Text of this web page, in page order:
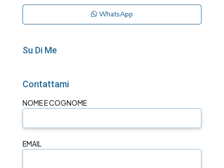
WhatsApp
Su Di Me
Contattami
NOME E COGNOME
EMAIL